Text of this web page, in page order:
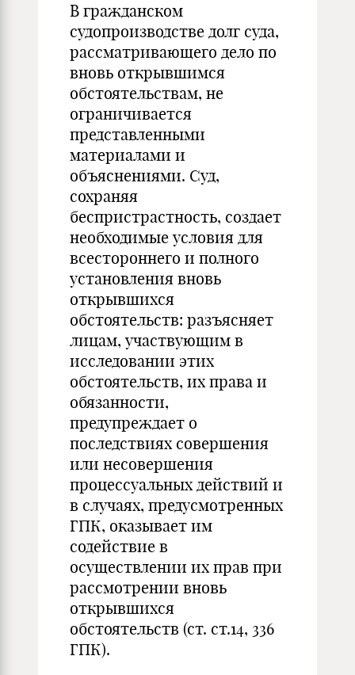
В гражданском
судопроизводстве долг суда,
рассматривающего дело по
вновь открывшимся
обстоятельствам, не
ограничивается
представленными
материалами и
объяснениями. Суд,
сохраняя
беспристрастность, создает
необходимые условия для
всестороннего и полного
установления вновь
открывшихся
обстоятельств: разъясняет
лицам, участвующим в
исследовании этих
обстоятельств, их права и
обязанности,
предупреждает о
последствиях совершения
или несовершения
процессуальных действий и
в случаях, предусмотренных
ГПК, оказывает им
содействие в
осуществлении их прав при
рассмотрении вновь
открывшихся
обстоятельств (ст. ст.14, 336
ГПК).